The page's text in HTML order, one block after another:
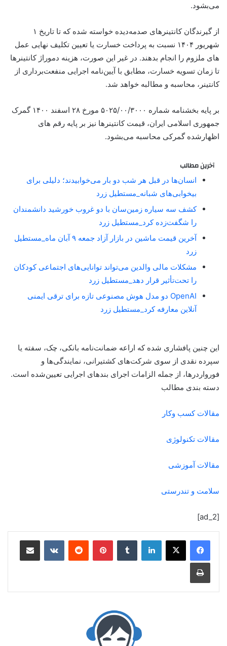
می‌بشود.
از گیرندگان کانتینر‌های صدمه‌دیده خواسته شده که تا تاریخ ۱
شهریور ۱۴۰۴ نسبت به پرداخت خسارت یا تعیین تکلیف نهایی عمل
های ملزوم را انجام بدهند. در غیر این صورت، هزینه دموراژ کانتینر‌ها
تا زمان تسویه خسارت، مطابق با آیین‌نامه اجرایی منفعت‌برداری از
کانتینر، محاسبه و مطالبه خواهد شد.
بر پایه بخشنامه شماره ۵۰۲۵/۰۰/۳۰۰۰ مورخ ۲۸ اسفند ۱۴۰۰ گمرک
جمهوری اسلامی ایران، قیمت کانتینر‌ها نیز بر پایه رقم های
اظهار‌شده گمرکی محاسبه می‌بشود.
آخرین مطالب
انسان‌ها در قبل هر شب دو بار می‌خوابیدند؛ دلیلی برای
بیخوابی‌های شبانه_مستطیل زرد
کشف سه سیاره زمین‌سان با دو غروب خورشید دانشمندان
را شگفت‌زده کرد_مستطیل زرد
آخرین قیمت ماشین در بازار آزاد جمعه ۹ آبان ماه_مستطیل
زرد
مشکلات مالی والدین می‌تواند توانایی‌های اجتماعی کودکان
را تحت‌تأثیر قرار دهد_مستطیل زرد
OpenAI دو مدل هوش مصنوعی تازه برای ترقی ایمنی
آنلاین معارفه کرد_مستطیل زرد
این چنین پافشاری شده که اراعه ضمانت‌نامه بانکی، چک، سفته یا
سپرده نقدی از سوی شرکت‌های کشتیرانی، نمایندگی‌ها و
فورواردرها، از جمله الزامات اجرای بند‌های اجرایی تعیین‌شده است.
دسته بندی مطالب
مقالات کسب وکار
مقالات تکنولوژی
مقالات آموزشی
سلامت و تندرستی
[ad_2]